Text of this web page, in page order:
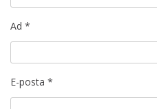
Ad *
E-posta *